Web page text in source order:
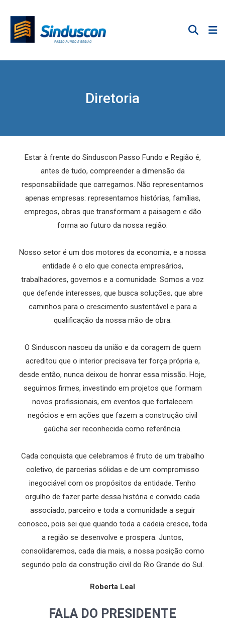
Diretoria
Estar à frente do Sinduscon Passo Fundo e Região é,
antes de tudo, compreender a dimensão da
responsabilidade que carregamos. Não representamos
apenas empresas: representamos histórias, famílias,
empregos, obras que transformam a paisagem e dão
forma ao futuro da nossa região.
Nosso setor é um dos motores da economia, e a nossa
entidade é o elo que conecta empresários,
trabalhadores, governos e a comunidade. Somos a voz
que defende interesses, que busca soluções, que abre
caminhos para o crescimento sustentável e para a
qualificação da nossa mão de obra.
O Sinduscon nasceu da união e da coragem de quem
acreditou que o interior precisava ter força própria e,
desde então, nunca deixou de honrar essa missão. Hoje,
seguimos firmes, investindo em projetos que formam
novos profissionais, em eventos que fortalecem
negócios e em ações que fazem a construção civil
gaúcha ser reconhecida como referência.
Cada conquista que celebramos é fruto de um trabalho
coletivo, de parcerias sólidas e de um compromisso
inegociável com os propósitos da entidade. Tenho
orgulho de fazer parte dessa história e convido cada
associado, parceiro e toda a comunidade a seguir
conosco, pois sei que quando toda a cadeia cresce, toda
a região se desenvolve e prospera. Juntos,
consolidaremos, cada dia mais, a nossa posição como
segundo polo da construção civil do Rio Grande do Sul.
Roberta Leal
FALA DO PRESIDENTE